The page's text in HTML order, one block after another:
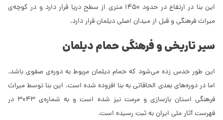
این بنا در ارتفاع در حدود 1450 متری از سطح دریا قرار دارد و در کوچه‌ی
میراث فرهنگی و قبل از میدان اصلی دیلمان قرار دارد.
سیر تاریخی و فرهنگی حمام دیلمان
این طور حدس زده می‌شود که حمام دیلمان مربوط به دوره‌ی صفوی باشد.
اما در دوره‌های بعدی الحاقاتی به بنا افزوده شده است. این بنا توسط میراث
فرهنگی استان بازسازی و مرمت نیز شده است و به شماره‌ی 3043 در
فهرست آثار ملی ایران به ثبت رسیده است.